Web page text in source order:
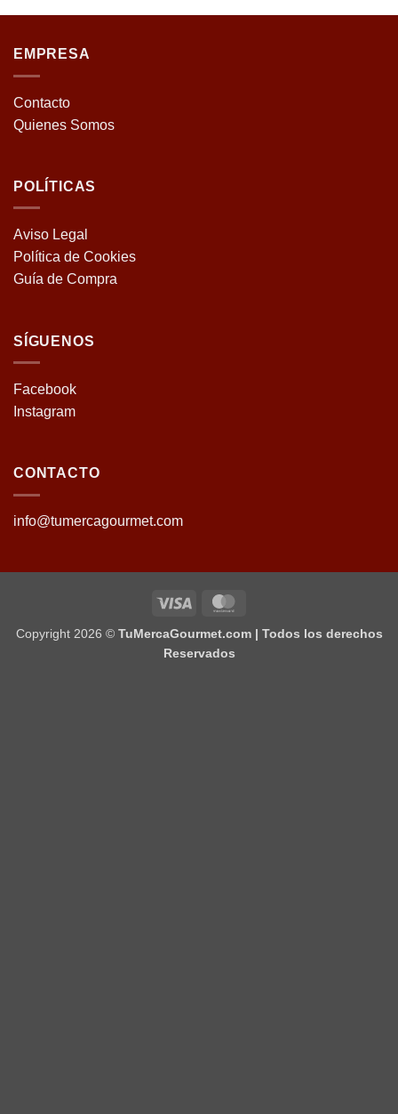
EMPRESA
Contacto
Quienes Somos
POLÍTICAS
Aviso Legal
Política de Cookies
Guía de Compra
SÍGUENOS
Facebook
Instagram
CONTACTO
info@tumercagourmet.com
Copyright 2026 © TuMercaGourmet.com | Todos los derechos
Reservados